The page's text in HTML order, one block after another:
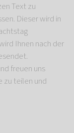
Text zu
Dieser wird in
Ihnen nach der
freuen uns
zu teilen und